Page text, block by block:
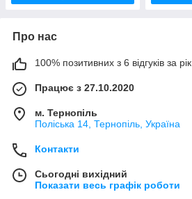
Про нас
100% позитивних з 6 відгуків за рік
Працює з 27.10.2020
м. Тернопіль
Поліська 14, Тернопіль, Україна
Контакти
Сьогодні вихідний
Показати весь графік роботи